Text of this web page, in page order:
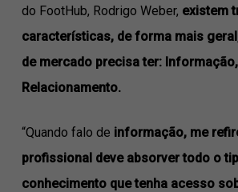
do FootHub, Rodrigo Weber, existem
características, de forma mais
de mercado precisa ter:
Relacionamento.
“Quando falo de informação, me
profissional deve absorver todo o
conhecimento que tenha acesso